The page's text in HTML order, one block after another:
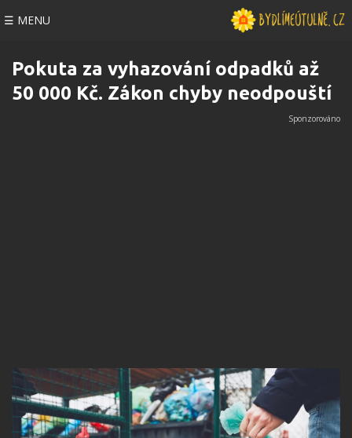
☰ MENU
Pokuta za vyhazování odpadků až
50 000 Kč. Zákon chyby neodpouští